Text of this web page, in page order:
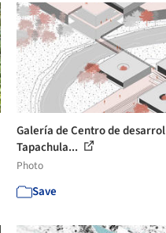
Galería de Centro de
Tapachula...
Photo
Save